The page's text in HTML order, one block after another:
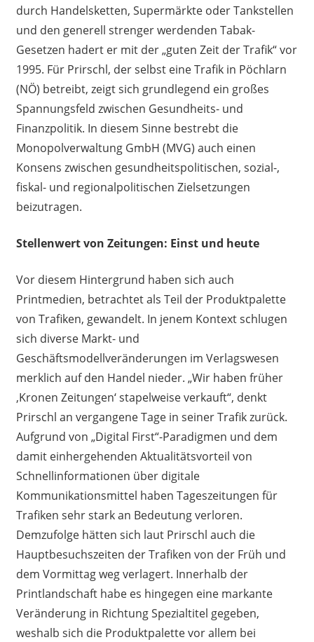
durch Handelsketten, Supermärkte oder Tankstellen
und den generell strenger werdenden Tabak-
Gesetzen hadert er mit der „guten Zeit der Trafik“ vor
1995. Für Prirschl, der selbst eine Trafik in Pöchlarn
(NÖ) betreibt, zeigt sich grundlegend ein großes
Spannungsfeld zwischen Gesundheits- und
Finanzpolitik. In diesem Sinne bestrebt die
Monopolverwaltung GmbH (MVG) auch einen
Konsens zwischen gesundheitspolitischen, sozial-,
fiskal- und regionalpolitischen Zielsetzungen
beizutragen.
Stellenwert von Zeitungen: Einst und heute
Vor diesem Hintergrund haben sich auch
Printmedien, betrachtet als Teil der Produktpalette
von Trafiken, gewandelt. In jenem Kontext schlugen
sich diverse Markt- und
Geschäftsmodellveränderungen im Verlagswesen
merklich auf den Handel nieder. „Wir haben früher
‚Kronen Zeitungen‘ stapelweise verkauft“, denkt
Prirschl an vergangene Tage in seiner Trafik zurück.
Aufgrund von „Digital First“-Paradigmen und dem
damit einhergehenden Aktualitätsvorteil von
Schnellinformationen über digitale
Kommunikationsmittel haben Tageszeitungen für
Trafiken sehr stark an Bedeutung verloren.
Demzufolge hätten sich laut Prirschl auch die
Hauptbesuchszeiten der Trafiken von der Früh und
dem Vormittag weg verlagert. Innerhalb der
Printlandschaft habe es hingegen eine markante
Veränderung in Richtung Spezialtitel gegeben,
weshalb sich die Produktpalette vor allem bei